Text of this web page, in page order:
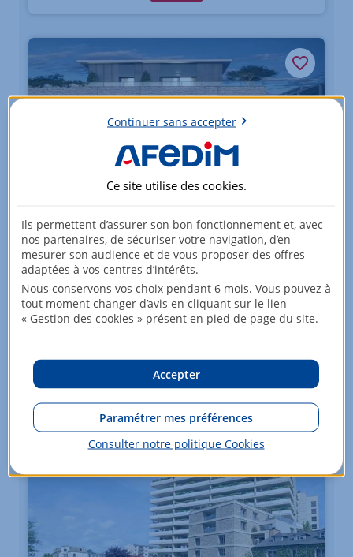
Appartements - du 2 au 5 pièces
RENNES
À partir de
230 000EUR
39 lots
Voir +
Continuer sans accepter
Ce site utilise des cookies.
Ils permettent d’assurer son bon fonctionnement et, avec
nos partenaires, de sécuriser votre navigation, d’en
mesurer son audience et de vous proposer des offres
adaptées à vos centres d’intérêts.
Nous conservons vos choix pendant 6 mois. Vous pouvez à
tout moment changer d’avis en cliquant sur le lien
« Gestion des cookies » présent en pied de page du site.
Accepter
Paramétrer mes préférences
Consulter notre politique Cookies